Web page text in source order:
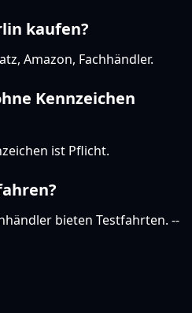
kaufen?
Amazon, Fachhändler.
Kennzeichen
ist Pflicht.
bieten Testfahrten. --